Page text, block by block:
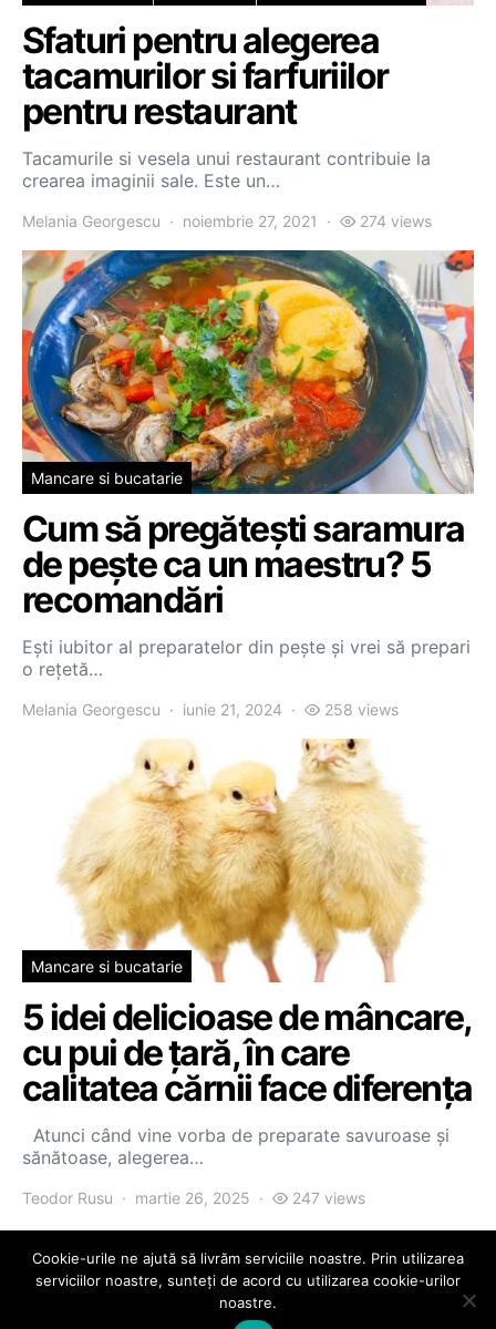
Sfaturi pentru alegerea
tacamurilor si farfuriilor
pentru restaurant
Tacamurile si vesela unui restaurant contribuie la
crearea imaginii sale. Este un…
Melania Georgescu noiembrie 27, 2021 274 views
Mancare si bucatarie
Cum să pregătești saramura
de pește ca un maestru? 5
recomandări
Ești iubitor al preparatelor din pește și vrei să prepari
o rețetă…
Melania Georgescu iunie 21, 2024 258 views
Mancare si bucatarie
5 idei delicioase de mâncare,
cu pui de țară, în care
calitatea cărnii face diferența
Atunci când vine vorba de preparate savuroase și
sănătoase, alegerea…
Teodor Rusu martie 26, 2025 247 views
PontiFex
Cookie-urile ne ajută să livrăm serviciile noastre. Prin utilizarea
serviciilor noastre, sunteți de acord cu utilizarea cookie-urilor
noastre.